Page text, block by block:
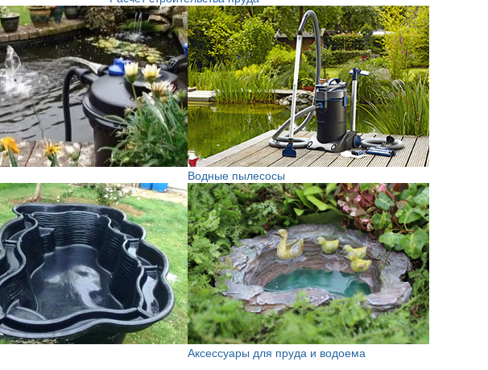
Водные пылесосы
Аксессуары для пруда и водоема